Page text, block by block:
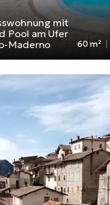
mit
Pool am Ufer
Maderno
60 m²